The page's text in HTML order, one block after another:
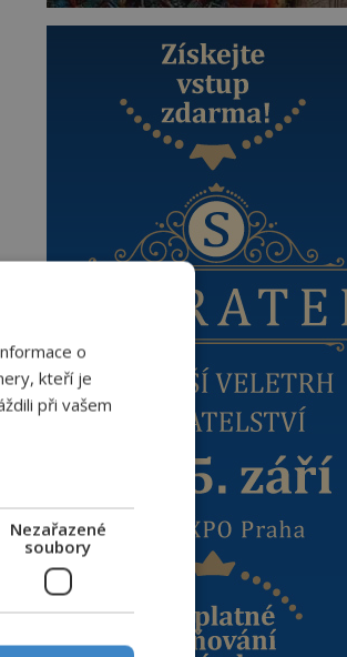
o
kteří je
při vašem
Nezařazené
soubory